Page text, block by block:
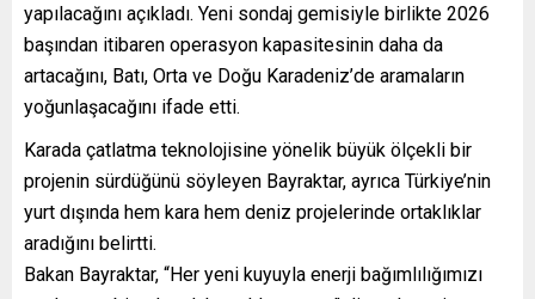
yapılacağını açıkladı. Yeni sondaj gemisiyle birlikte 2026
başından itibaren operasyon kapasitesinin daha da
artacağını, Batı, Orta ve Doğu Karadeniz’de aramaların
yoğunlaşacağını ifade etti.
Karada çatlatma teknolojisine yönelik büyük ölçekli bir
projenin sürdüğünü söyleyen Bayraktar, ayrıca Türkiye’nin
yurt dışında hem kara hem deniz projelerinde ortaklıklar
aradığını belirtti.
Bakan Bayraktar, “Her yeni kuyuyla enerji bağımlılığımızı